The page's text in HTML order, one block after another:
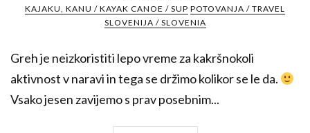
KAJAKU, KANU / KAYAK CANOE / SUP POTOVANJA / TRAVEL
SLOVENIJA / SLOVENIA
Greh je neizkoristiti lepo vreme za kakršnokoli
aktivnost v naravi in tega se držimo kolikor se le da.
Vsako jesen zavijemo s prav posebnim...